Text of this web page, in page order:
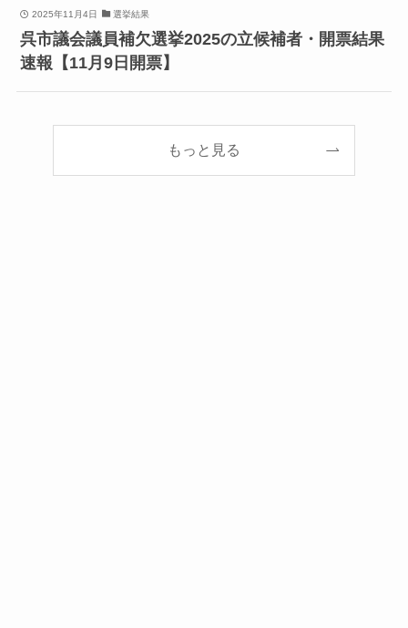
2025年11月4日 選挙結果
呉市議会議員補欠選挙2025の立候補者・開票結果
速報【11月9日開票】
もっと見る